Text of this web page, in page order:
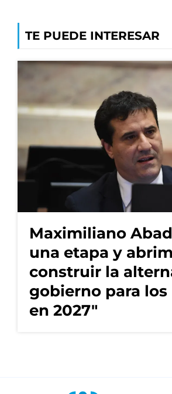
TE PUEDE INTERESAR
Maximiliano
una etapa y
construir la
gobierno para los
en 2027"